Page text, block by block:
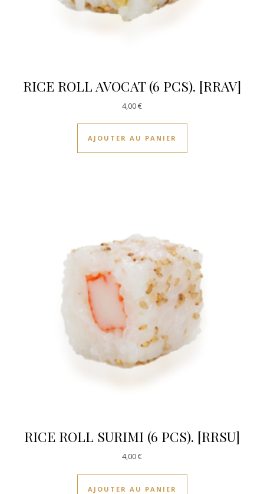
RICE ROLL AVOCAT (6 PCS). [RRAV]
4,00€
AJOUTER AU PANIER
RICE ROLL SURIMI (6 PCS). [RRSU]
4,00€
AJOUTER AU PANIER